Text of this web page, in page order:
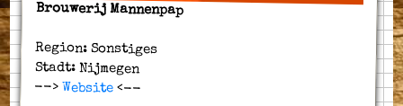
Brouwerij Mannenpap
Region: Sonstiges
Stadt: Nijmegen
--> Website <--